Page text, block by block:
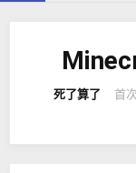
死了算了 首